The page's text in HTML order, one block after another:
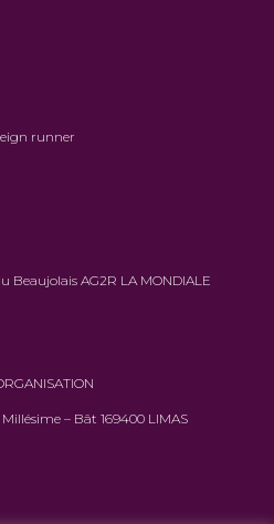
runner
AG2R LA MONDIALE
– Bât 169400 LIMAS